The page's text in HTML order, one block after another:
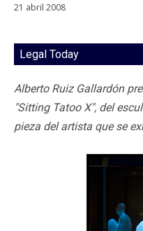
21 abril 2008
Legal Today
Alberto Ruiz Gallardón
"Sitting Tatoo X", del
pieza del artista que se